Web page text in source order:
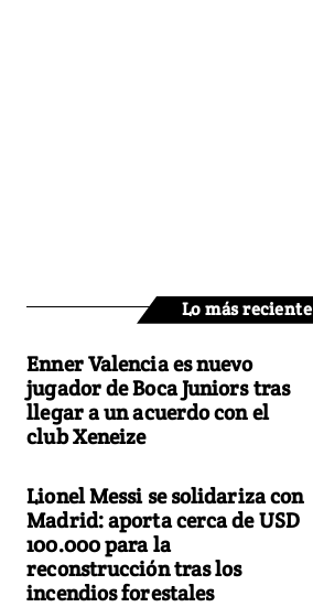
Lo más reciente
Enner Valencia es nuevo
jugador de Boca Juniors tras
llegar a un acuerdo con el
club Xeneize
Lionel Messi se solidariza con
Madrid: aporta cerca de USD
100.000 para la
reconstrucción tras los
incendios forestales